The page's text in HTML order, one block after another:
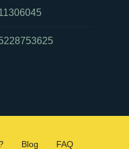
Blog FAQ